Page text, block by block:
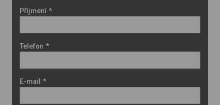
Příjmení *
Telefon *
E-mail *